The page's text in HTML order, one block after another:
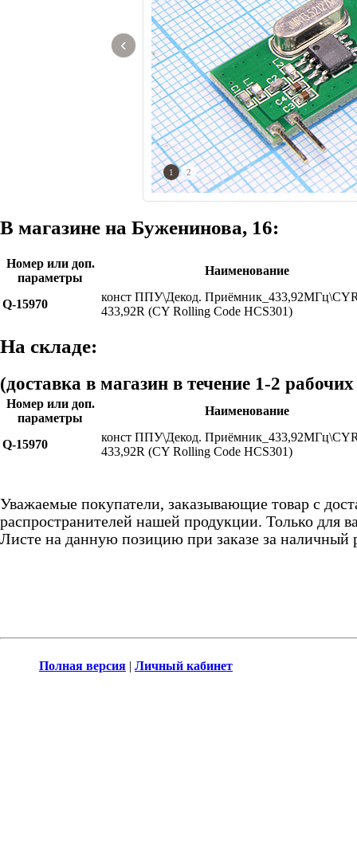
‹
1 2
В магазине на Буженинова, 16:
Номер или доп.
параметры
Наименование
Q-15970
конст ППУ\Декод.
433,92R (CY Rolling Code HCS301)
На складе:
(доставка в магазин в течение 1-2
Номер или доп.
параметры
Наименование
Q-15970
конст ППУ\Декод.
433,92R (CY Rolling Code HCS301)
Уважаемые покупатели, заказывающие товар с
распространителей нашей продукции. Только для
Листе на данную позицию при заказе за
Полная версия | Личный кабинет